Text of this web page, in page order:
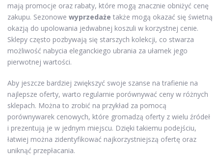
mają promocje oraz rabaty, które mogą znacznie obniżyć cenę
zakupu. Sezonowe wyprzedaże także mogą okazać się świetną
okazją do upolowania jedwabnej koszuli w korzystnej cenie.
Sklepy często pozbywają się starszych kolekcji, co stwarza
możliwość nabycia eleganckiego ubrania za ułamek jego
pierwotnej wartości.
Aby jeszcze bardziej zwiększyć swoje szanse na trafienie na
najlepsze oferty, warto regularnie porównywać ceny w różnych
sklepach. Można to zrobić na przykład za pomocą
porównywarek cenowych, które gromadzą oferty z wielu źródeł
i prezentują je w jednym miejscu. Dzięki takiemu podejściu,
łatwiej można zidentyfikować najkorzystniejszą ofertę oraz
uniknąć przepłacania.